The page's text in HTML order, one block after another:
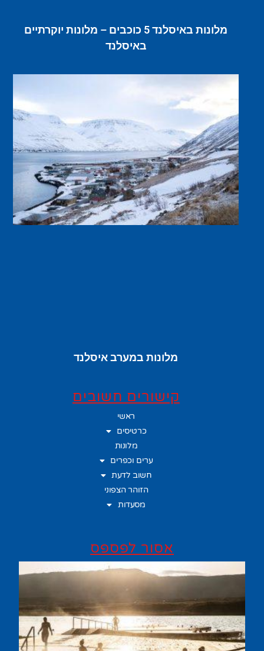
מלונות באיסלנד 5 כוכבים – מלונות יוקרתיים
באיסלנד
מלונות במערב איסלנד
קישורים חשובים
ראשי
כרטיסים
מלונות
ערים וכפרים
חשוב לדעת
הזוהר הצפוני
מסעדות
אסור לפספס